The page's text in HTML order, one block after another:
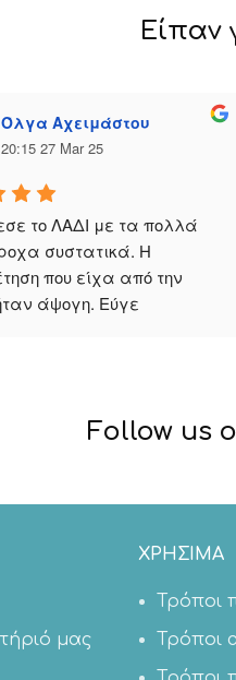
Είπαν
Όλγα Αχειμάστου
20:15 27 Mar 25
το ΛΑΔΙ με τα πολλά
συστατικά. Η
που είχα από την
άψογη. Εύγε
Follow us
μας
ΧΡΉΣΙΜΑ
Τρόποι
Τρόποι